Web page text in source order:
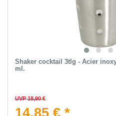
Shaker cocktail 3tlg - Acier
ml.
UVP 18,90 €
14,85 € *